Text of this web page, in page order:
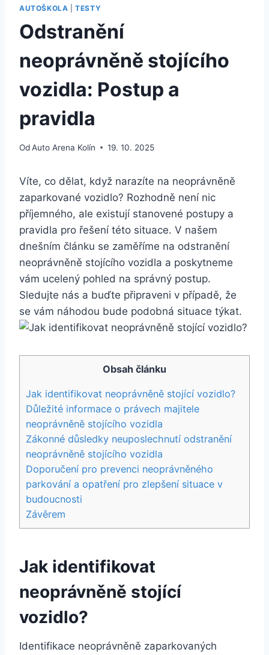
AUTOŠKOLA |TESTY
Odstranění
neoprávněně stojícího
vozidla: Postup a
pravidla
OdAuto Arena Kolín 19. 10. 2025
Víte, co dělat, když narazíte na neoprávněně
zaparkované vozidlo? Rozhodně není nic
příjemného, ale existují stanovené postupy a
pravidla pro řešení této situace. V našem
dnešním článku se zaměříme na odstranění
neoprávněně stojícího vozidla a poskytneme
vám ucelený pohled na správný postup.
Sledujte nás a buďte připraveni v případě, že
se vám náhodou bude podobná situace týkat.
Obsah článku
Jak identifikovat neoprávněně stojící vozidlo?
Důležité informace o právech majitele
neoprávněně stojícího vozidla
Zákonné důsledky neuposlechnutí odstranění
neoprávněně stojícího vozidla
Doporučení pro prevenci neoprávněného
parkování a opatření pro zlepšení situace v
budoucnosti
Závěrem
Jak identifikovat
neoprávněně stojící
vozidlo?
Identifikace neoprávněně zaparkovaných